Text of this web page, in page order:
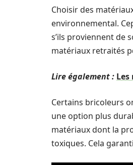
Choisir des
environnemental.
s’ils proviennent de
matériaux retraités
Lire également :
Certains bricoleurs
une option plus
matériaux dont la
toxiques. Cela